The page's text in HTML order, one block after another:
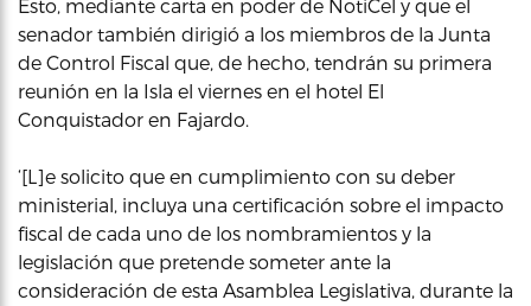
Esto, mediante carta en poder de NotiCel y que el
senador también dirigió a los miembros de la Junta
de Control Fiscal que, de hecho, tendrán su primera
reunión en la Isla el viernes en el hotel El
Conquistador en Fajardo.
‘[L]e solicito que en cumplimiento con su deber
ministerial, incluya una certificación sobre el impacto
fiscal de cada uno de los nombramientos y la
legislación que pretende someter ante la
consideración de esta Asamblea Legislativa, durante la